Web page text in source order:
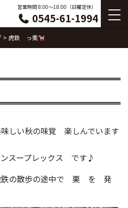
営業時間 8:00〜18:00（日曜定休）
0545-61-1994
> 虎鉄 っ栗
しい秋の味覚 楽しんでいます
スープレックス です♪
の散歩の途中で 栗 を 発